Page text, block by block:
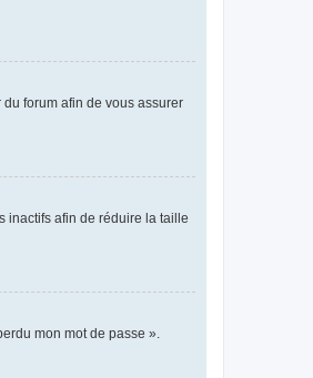
forum afin de vous assurer
inactifs afin de réduire la taille
mon mot de passe ».